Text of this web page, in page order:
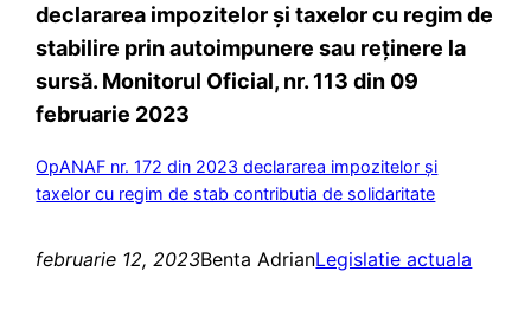
declararea impozitelor şi taxelor cu regim de
stabilire prin autoimpunere sau reţinere la
sursă. Monitorul Oficial, nr. 113 din 09
februarie 2023
OpANAF nr. 172 din 2023 declararea impozitelor şi
taxelor cu regim de stab contributia de solidaritate
februarie 12, 2023Benta AdrianLegislatie actuala